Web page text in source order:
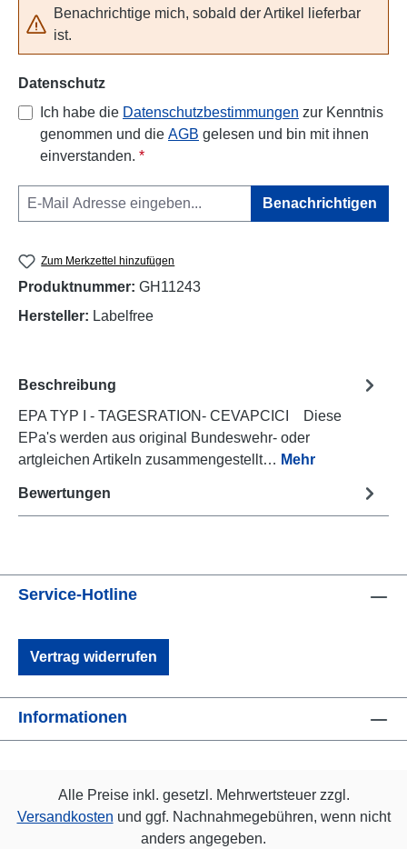
Benachrichtige mich, sobald der Artikel lieferbar
ist.
Datenschutz
Ich habe die Datenschutzbestimmungen zur Kenntnis
genommen und die AGB gelesen und bin mit ihnen
einverstanden. *
Benachrichtigen
Zum Merkzettel hinzufügen
Produktnummer: GH11243
Hersteller: Labelfree
Beschreibung
EPA TYP I - TAGESRATION- CEVAPCICI Diese
EPa's werden aus original Bundeswehr- oder
artgleichen Artikeln zusammengestellt… Mehr
Bewertungen
Service-Hotline
Vertrag widerrufen
Informationen
Alle Preise inkl. gesetzl. Mehrwertsteuer zzgl.
Versandkosten und ggf. Nachnahmegebühren, wenn nicht
anders angegeben.